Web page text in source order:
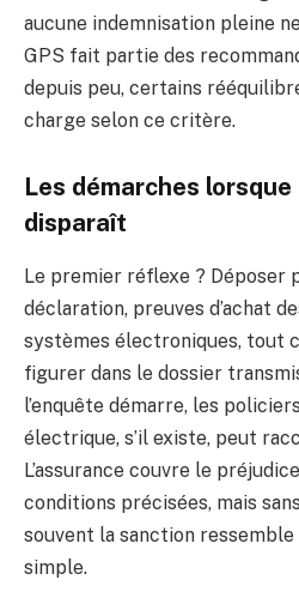
aucune indemnisation pleine
GPS fait partie des
depuis peu, certains
charge selon ce critère.
Les démarches lorsque
disparaît
Le premier réflexe ? Déposer
déclaration, preuves d’achat
systèmes électroniques, tout
figurer dans le dossier
l’enquête démarre, les
électrique, s’il existe, peut
L’assurance couvre le
conditions précisées, mais
souvent la sanction
simple.